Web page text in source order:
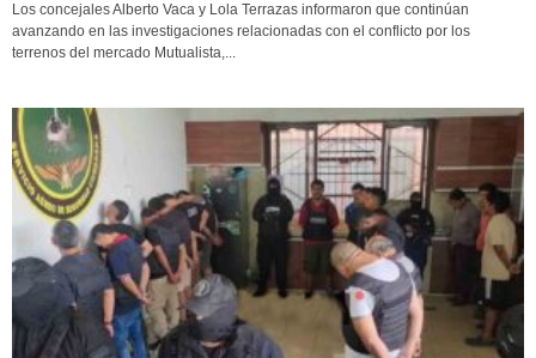
Los concejales Alberto Vaca y Lola Terrazas informaron que continúan
avanzando en las investigaciones relacionadas con el conflicto por los
terrenos del mercado Mutualista,...